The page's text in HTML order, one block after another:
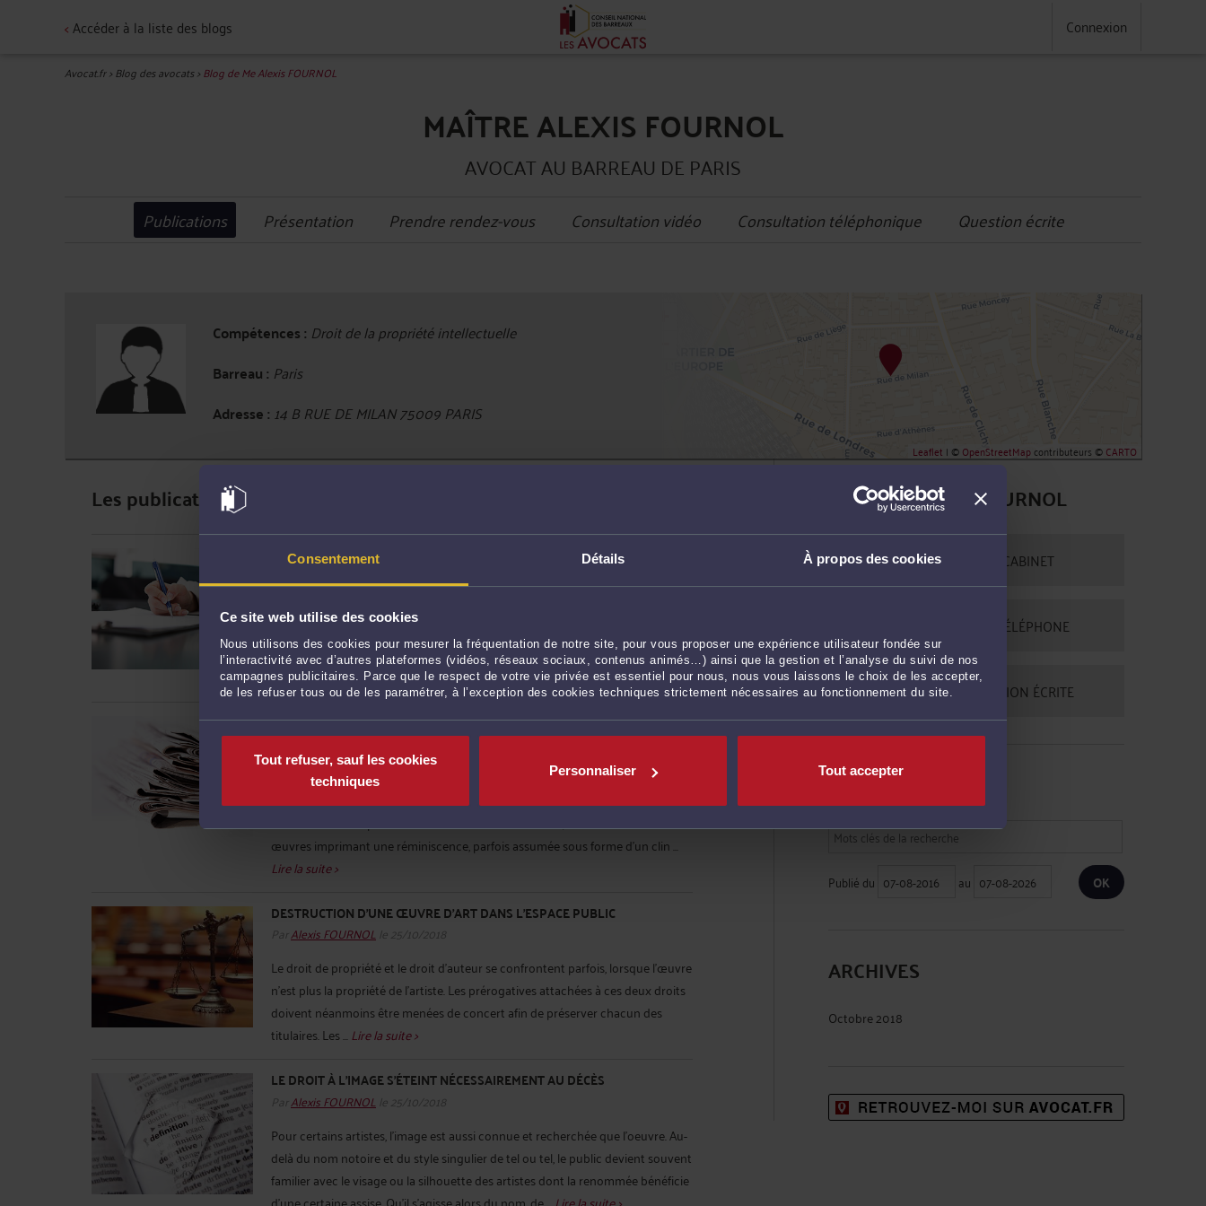
Consentement Détails À propos des cookies
Ce site web utilise des cookies
Nous utilisons des cookies pour mesurer la fréquentation de notre site, pour vous proposer une expérience utilisateur fondée sur
l’interactivité avec d’autres plateformes (vidéos, réseaux sociaux, contenus animés…) ainsi que la gestion et l’analyse du suivi de nos
campagnes publicitaires. Parce que le respect de votre vie privée est essentiel pour nous, nous vous laissons le choix de les accepter,
de les refuser tous ou de les paramétrer, à l’exception des cookies techniques strictement nécessaires au fonctionnement du site.
Tout refuser, sauf les cookies
techniques
Personnaliser Tout accepter
<Accéder à la liste des blogs Connexion
Avocat.fr>Blog des avocats>Blog de Me Alexis FOURNOL
MAÎTRE ALEXIS FOURNOL
AVOCAT AU BARREAU DE PARIS
Publications Présentation Prendre rendez-vous Consultation vidéo Consultation téléphonique Question écrite
Compétences : Droit de la propriété intellectuelle
Barreau : Paris
Adresse : 14 B RUE DE MILAN 75009 PARIS
Leaflet | ©OpenStreetMapcontributeurs ©CARTO
Les publications de Maître Alexis FOURNOL
A QUI APPARTIENNENT LES PLANCHES D’UNE BANDE DESSINÉE ?
Lorsqu’une bande dessinée est le produit d’une œuvre créée de concert par un
relative à la qualité d’auteur – au sens qu’attache à ce terme le Code de la
propriété intellectuelle – ...Lire la suite >
UN CAS DE PARASITISME ARTISTIQUE RECONNU
ParAlexis FOURNOLle 25/10/2018
Il n’est pas rare que les mondes du luxe et de la mode, notamment, s’inspirent
de la création artistique la plus contemporaine pour promouvoir leurs
œuvres imprimant une réminiscence, parfois assumée sous forme d’un clin ...
Lire la suite >
DESTRUCTION D’UNE ŒUVRE D’ART DANS L’ESPACE PUBLIC
ParAlexis FOURNOL le 25/10/2018
Le droit de propriété et le droit d’auteur se confrontent parfois, lorsque l’œuvre
n’est plus la propriété de l’artiste. Les prérogatives attachées à ces deux droits
doivent néanmoins être menées de concert afin de préserver chacun des
titulaires. Les ...Lire la suite >
LE DROIT À L’IMAGE S’ÉTEINT NÉCESSAIREMENT AU DÉCÈS
ParAlexis FOURNOL le 25/10/2018
Pour certains artistes, l’image est aussi connue et recherchée que l’oeuvre. Au-
delà du nom notoire et du style singulier de tel ou tel, le public devient souvent
familier avec le visage ou la silhouette des artistes dont la renommée bénéficie
CONTACTER ME FOURNOL
PRENDRE RDV EN CABINET
CONSULTER PAR TÉLÉPHONE
POSER UNE QUESTION ÉCRITE
RECHERCHE
Publié du au
ARCHIVES
Octobre 2018